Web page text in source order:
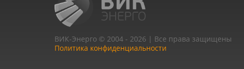
ВИК-Энерго © 2004 - 2026 | Все права защищены
Политика конфиденциальности